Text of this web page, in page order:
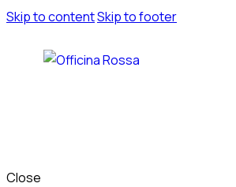
Skip to contentSkip to footer
Close